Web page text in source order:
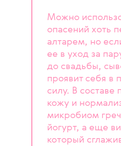
Можно
опасений хоть
алтарем, но
ее в уход за
до свадьбы,
проявит себя в
силу. В составе
кожу и
микробиом
йогурт, а еще
который